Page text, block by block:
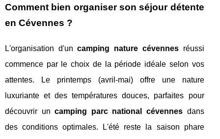
Comment bien organiser son séjour détente
en Cévennes ?
L'organisation d'uncamping nature cévennesréussi
commence par le choix de la période idéale selon vos
attentes. Le printemps (avril-mai) offre une nature
luxuriante et des températures douces, parfaites pour
découvrir uncamping parc national cévennes dans
des conditions optimales. L'été reste la saison phare